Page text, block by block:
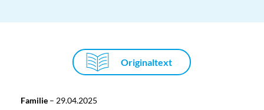
Originaltext
Familie– 29.04.2025